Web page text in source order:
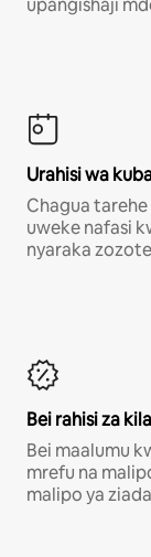
upangishaji
Urahisi wa
Chagua
uweke nafasi
nyaraka
Bei rahisi za
Bei maalumu
mrefu na
malipo ya